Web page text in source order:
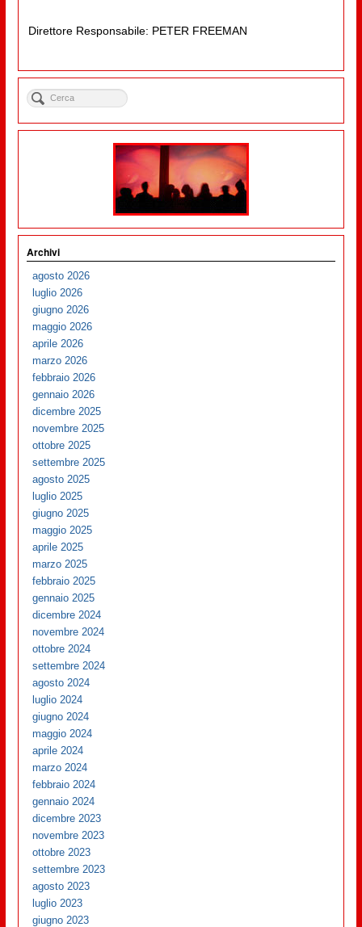
Direttore Responsabile: PETER FREEMAN
Archivi
agosto 2026
luglio 2026
giugno 2026
maggio 2026
aprile 2026
marzo 2026
febbraio 2026
gennaio 2026
dicembre 2025
novembre 2025
ottobre 2025
settembre 2025
agosto 2025
luglio 2025
giugno 2025
maggio 2025
aprile 2025
marzo 2025
febbraio 2025
gennaio 2025
dicembre 2024
novembre 2024
ottobre 2024
settembre 2024
agosto 2024
luglio 2024
giugno 2024
maggio 2024
aprile 2024
marzo 2024
febbraio 2024
gennaio 2024
dicembre 2023
novembre 2023
ottobre 2023
settembre 2023
agosto 2023
luglio 2023
giugno 2023